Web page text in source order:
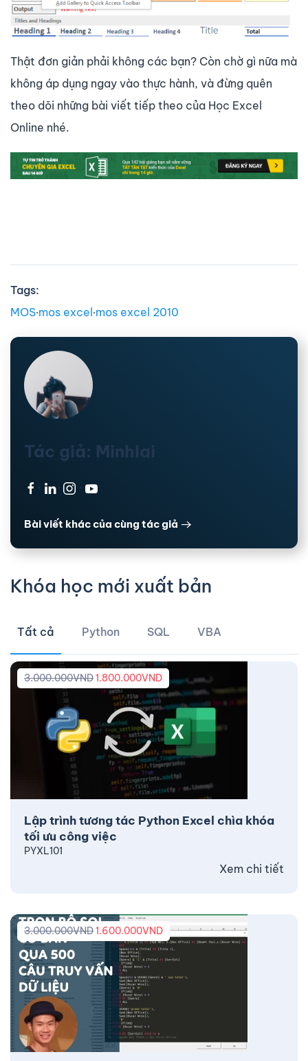
Thật đơn giản phải không các bạn? Còn chờ gì nữa mà
không áp dụng ngay vào thực hành, và đừng quên
theo dõi những bài viết tiếp theo của Học Excel
Online nhé.
Tags:
MOS∙mos excel∙mos excel 2010
Tác giả: Minhlai
· · ·
Bài viết khác của cùng tác giả
Khóa học mới xuất bản
Tất cả Python SQL VBA
Lập trình tương tác Python Excel chìa khóa
tối ưu công việc
3.000.000VND1.800.000VND
PYXL101
Xem chi tiết
3.000.000VND1.600.000VND